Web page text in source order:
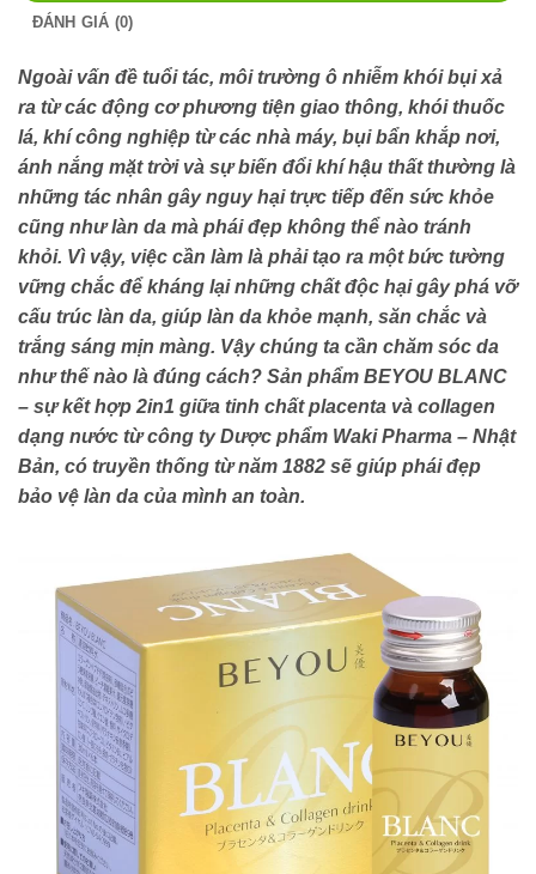
ĐÁNH GIÁ (0)
Ngoài vấn đề tuổi tác, môi trường ô nhiễm khói bụi xả
ra từ các động cơ phương tiện giao thông, khói thuốc
lá, khí công nghiệp từ các nhà máy, bụi bẩn khắp nơi,
ánh nắng mặt trời và sự biến đổi khí hậu thất thường là
những tác nhân gây nguy hại trực tiếp đến sức khỏe
cũng như làn da mà phái đẹp không thể nào tránh
khỏi. Vì vậy, việc cần làm là phải tạo ra một bức tường
vững chắc để kháng lại những chất độc hại gây phá vỡ
cấu trúc làn da, giúp làn da khỏe mạnh, săn chắc và
trắng sáng mịn màng. Vậy chúng ta cần chăm sóc da
như thế nào là đúng cách? Sản phẩm BEYOU BLANC
– sự kết hợp 2in1 giữa tinh chất placenta và collagen
dạng nước từ công ty Dược phẩm Waki Pharma – Nhật
Bản, có truyền thống từ năm 1882 sẽ giúp phái đẹp
bảo vệ làn da của mình an toàn.